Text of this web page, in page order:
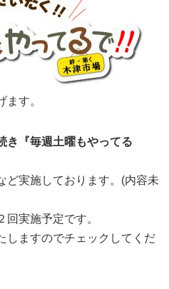
す。
き『毎週土曜もやってる
ど実施しております。(内容未
回実施予定です。
しますのでチェックしてくだ